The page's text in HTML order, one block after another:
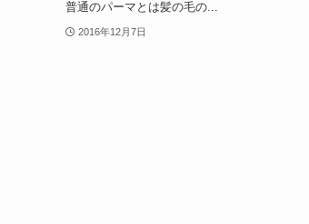
普通のパーマとは髪の毛の...
2016年12月7日